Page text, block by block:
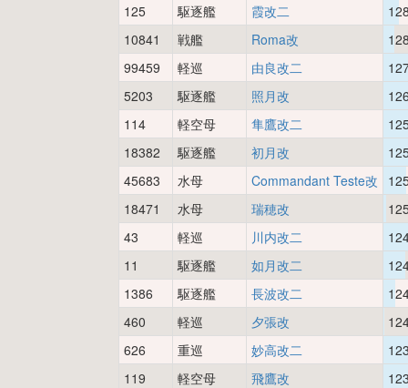
125
駆逐艦 霞改二
10841
戦艦 Roma改
99459
軽巡 由良改二
5203
駆逐艦 照月改
114
軽空母 隼鷹改二
18382
駆逐艦 初月改
45683
水母 Commandant Teste改
18471
水母 瑞穂改
43
軽巡 川内改二
11
駆逐艦 如月改二
1386
駆逐艦 長波改二
460
軽巡 夕張改
626
重巡 妙高改二
119
軽空母 飛鷹改